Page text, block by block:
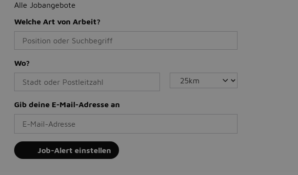
Alle Jobangebote
Welche Art von Arbeit?
Wo?
Gib deine E-Mail-Adresse an
Job-Alert einstellen